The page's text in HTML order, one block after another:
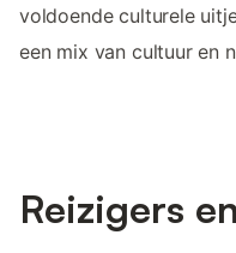
voldoende culturele
een mix van cultuur en
Reizigers